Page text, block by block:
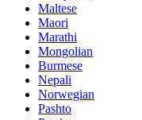
Maltese
Maori
Marathi
Mongolian
Burmese
Nepali
Norwegian
Pashto